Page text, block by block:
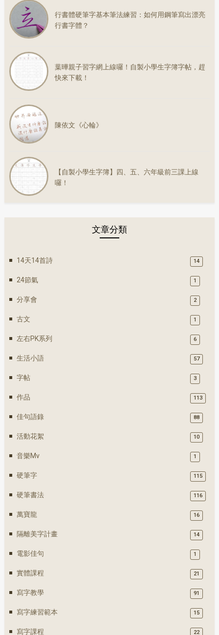
行書體硬筆字基本筆法練習：如何用鋼筆寫出漂亮
行書字體？
葉曄親子習字網上線囉！自製小學生字簿字帖，趕
快來下載！
陳依文《心輪》
【自製小學生字簿】四、五、六年級前三課上線
囉！
文章分類
14天14首詩 14
24節氣 1
分享會 2
古文 1
左右PK系列 6
生活小語 57
字帖 3
作品 113
佳句語錄 88
活動花絮 10
音樂mv 1
硬筆字 115
硬筆書法 116
萬寶龍 16
隔離美字計畫 14
電影佳句 1
實體課程 21
寫字教學 91
寫字練習範本 15
寫字課程 22